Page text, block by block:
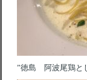
”徳島 阿波尾鶏と